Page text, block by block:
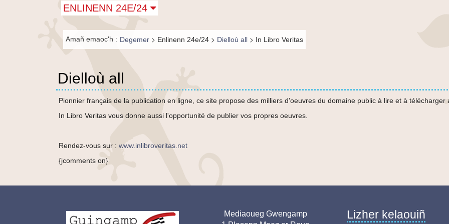
BR-fr
ENLINENN 24E/24
Fil de
navigation-
BR
Amañ emaoc'h : Degemer > Enlinenn 24e/24 > Dielloù all > In Libro Veritas
Dielloù all
Pionnier français de la publication en ligne, ce site propose des milliers d'oeuvres du domaine public à lire et à télécharger
In Libro Veritas vous donne aussi l'opportunité de publier vos propres oeuvres.
Rendez-vous sur : www.inlibroveritas.net
{jcomments on}
Logo Adresse
Mediaoueg Gwengamp
Lizher kelaouiñ